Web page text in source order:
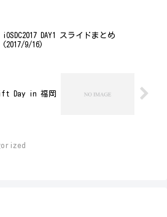
iOSDC2017 DAY1 スライドまとめ
(2017/9/16)
Day in 福岡